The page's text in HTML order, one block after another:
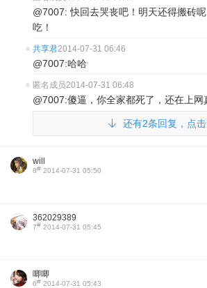
@7007: 快回去哭丧吧！明天还得搬砖
吃！
共享君2014-07-31 06:46
@7007:哈哈
匿名成员2014-07-31 06:48
@7007:傻逼，你全家都死了，还在上网
还有2条回复，点
will
8# 2014-07-31 05:50
362029389
7# 2014-07-31 05:45
唧唧
6# 2014-07-31 05:43